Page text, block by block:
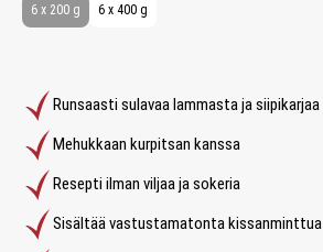
Runsaasti sulavaa lammasta ja siipikarjaa
Mehukkaan kurpitsan kanssa
Resepti ilman viljaa ja sokeria
Sisältää vastustamatonta kissanminttua
6 x 200 g 6 x 400 g